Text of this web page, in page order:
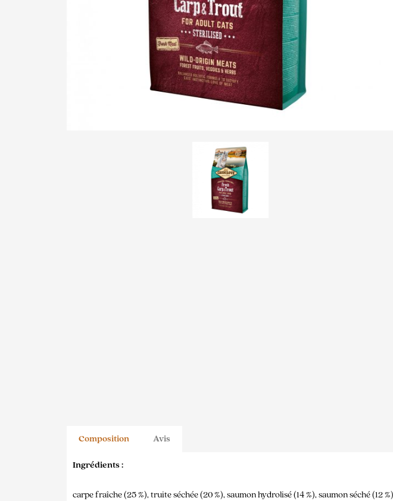
Composition Avis
Ingrédients :
carpe fraîche (25 %), truite séchée (20 %), saumon hydrolisé (14 %), saumon séché